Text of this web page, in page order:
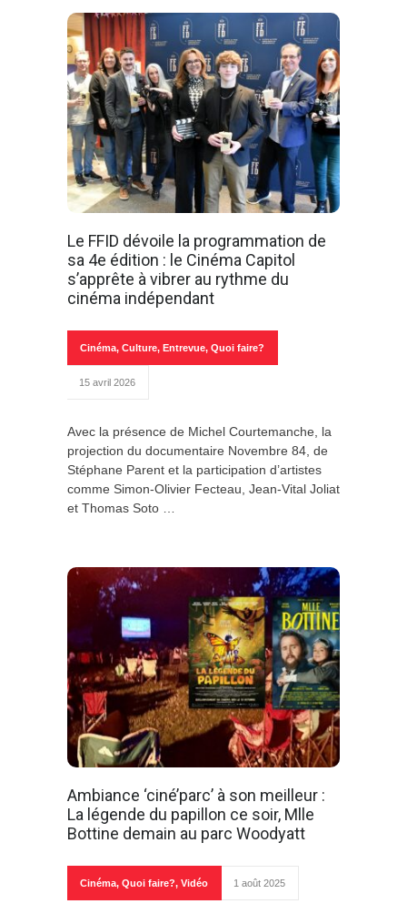
Le FFID dévoile la programmation de
sa 4e édition : le Cinéma Capitol
s’apprête à vibrer au rythme du
cinéma indépendant
Cinéma, Culture, Entrevue, Quoi faire?
15 avril 2026
Avec la présence de Michel Courtemanche, la
projection du documentaire Novembre 84, de
Stéphane Parent et la participation d’artistes
comme Simon-Olivier Fecteau, Jean-Vital Joliat
et Thomas Soto …
Ambiance ‘ciné’parc’ à son meilleur :
La légende du papillon ce soir, Mlle
Bottine demain au parc Woodyatt
Cinéma, Quoi faire?, Vidéo 1 août 2025